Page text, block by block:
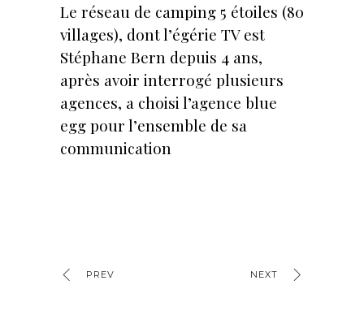
Le réseau de camping 5 étoiles (80
villages), dont l’égérie TV est
Stéphane Bern depuis 4 ans,
après avoir interrogé plusieurs
agences, a choisi l’agence blue
egg pour l’ensemble de sa
communication
PREV NEXT